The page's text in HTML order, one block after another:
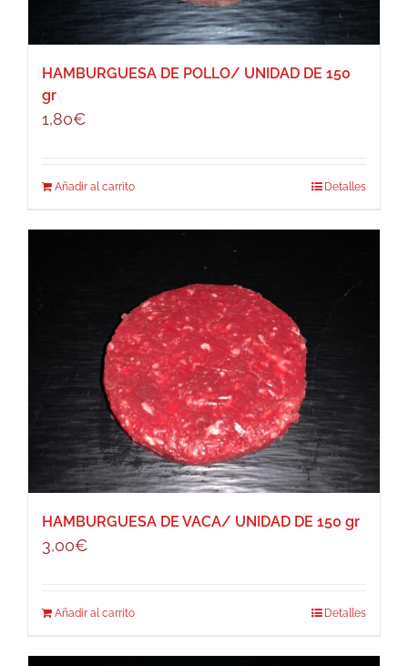
HAMBURGUESA DE POLLO/ UNIDAD DE 150
gr
1,80€
Añadir al carrito Detalles
HAMBURGUESA DE VACA/ UNIDAD DE 150 gr
3,00€
Añadir al carrito Detalles